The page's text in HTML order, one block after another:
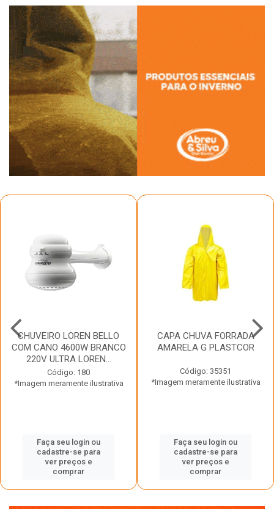
CHUVEIRO LOREN BELLO
COM CANO 4600W BRANCO
220V ULTRA LOREN...
Código: 180
*Imagem meramente ilustrativa
Faça seu login ou
cadastre-se para
ver preços e
comprar
CAPA CHUVA FORRADA
AMARELA G PLASTCOR
Código: 35351
*Imagem meramente ilustrativa
Faça seu login ou
cadastre-se para
ver preços e
comprar